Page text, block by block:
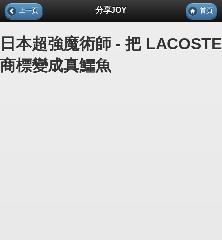
上一頁 分享JOY 首頁
日本超強魔術師 - 把 LACOSTE
商標變成真鱷魚